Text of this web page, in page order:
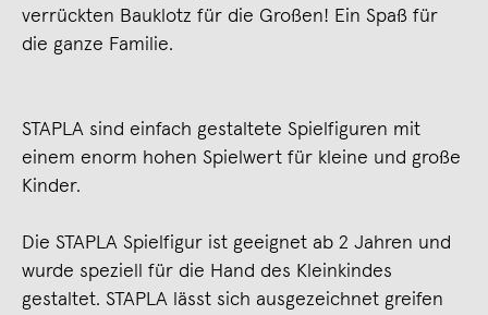
verrückten Bauklotz für die Großen! Ein Spaß für
die ganze Familie.
STAPLA sind einfach gestaltete Spielfiguren mit
einem enorm hohen Spielwert für kleine und große
Kinder.
Die STAPLA Spielfigur ist geeignet ab 2 Jahren und
wurde speziell für die Hand des Kleinkindes
gestaltet. STAPLA lässt sich ausgezeichnet greifen